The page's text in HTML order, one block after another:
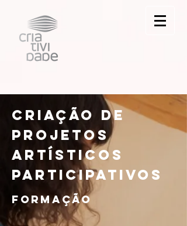
Criação de
projetos
artísticos
participativos
Formação